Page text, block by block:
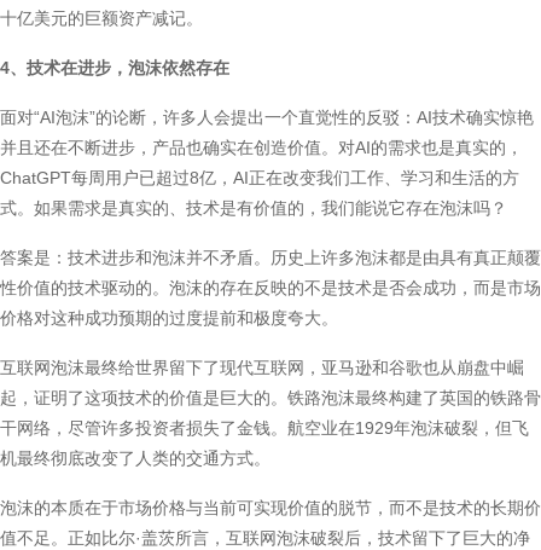
十亿美元的巨额资产减记。
4、技术在进步，泡沫依然存在
面对“AI泡沫”的论断，许多人会提出一个直觉性的反驳：AI技术确实惊艳
并且还在不断进步，产品也确实在创造价值。对AI的需求也是真实的，
ChatGPT每周用户已超过8亿，AI正在改变我们工作、学习和生活的方
式。如果需求是真实的、技术是有价值的，我们能说它存在泡沫吗？
答案是：技术进步和泡沫并不矛盾。历史上许多泡沫都是由具有真正颠覆
性价值的技术驱动的。泡沫的存在反映的不是技术是否会成功，而是市场
价格对这种成功预期的过度提前和极度夸大。
互联网泡沫最终给世界留下了现代互联网，亚马逊和谷歌也从崩盘中崛
起，证明了这项技术的价值是巨大的。铁路泡沫最终构建了英国的铁路骨
干网络，尽管许多投资者损失了金钱。航空业在1929年泡沫破裂，但飞
机最终彻底改变了人类的交通方式。
泡沫的本质在于市场价格与当前可实现价值的脱节，而不是技术的长期价
值不足。正如比尔·盖茨所言，互联网泡沫破裂后，技术留下了巨大的净